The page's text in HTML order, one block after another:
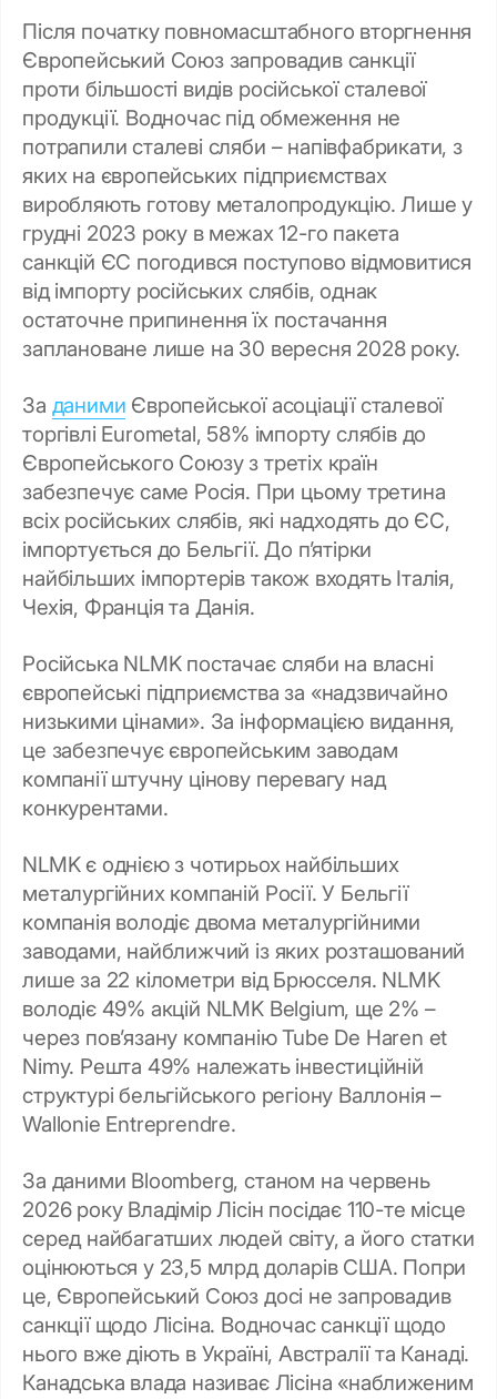
Після початку повномасштабного вторгнення
Європейський Союз запровадив санкції
проти більшості видів російської сталевої
продукції. Водночас під обмеження не
потрапили сталеві сляби –напівфабрикати, з
яких на європейських підприємствах
виробляють готову металопродукцію. Лише у
грудні 2023 року в межах 12-го пакета
санкцій ЄС погодився поступово відмовитися
від імпорту російських слябів, однак
остаточне припинення їх постачання
заплановане лише на 30 вересня 2028 року.
За даними Європейської асоціації сталевої
торгівлі Eurometal, 58% імпорту слябів до
Європейського Союзу з третіх країн
забезпечує саме Росія. При цьому третина
всіх російських слябів, які надходять до ЄС,
імпортується до Бельгії. До п’ятірки
найбільших імпортерів також входять Італія,
Чехія, Франція та Данія.
Російська NLMK постачає сляби на власні
європейські підприємства за «надзвичайно
низькими цінами». За інформацією видання,
це забезпечує європейським заводам
компанії штучну цінову перевагу над
конкурентами.
NLMK є однією з чотирьох найбільших
металургійних компаній Росії. У Бельгії
компанія володіє двома металургійними
заводами, найближчий із яких розташований
лише за 22 кілометри від Брюсселя. NLMK
володіє 49% акцій NLMK Belgium, ще 2% –
через пов’язану компанію Tube De Haren et
Nimy. Решта 49% належать інвестиційній
структурі бельгійського регіону Валлонія–
Wallonie Entreprendre.
За даними Bloomberg, станом на червень
2026 року Владімір Лісін посідає 110-те місце
серед найбагатших людей світу, а його статки
оцінюються у 23,5 млрд доларів США. Попри
це, Європейський Союз досі не запровадив
санкції щодо Лісіна. Водночас санкції щодо
нього вже діють в Україні, Австралії та Канаді.
Канадська влада називає Лісіна «наближеним